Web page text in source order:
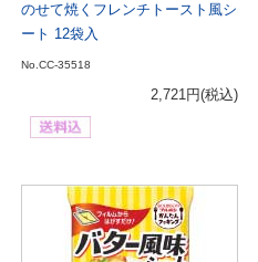
のせて焼くフレンチトースト風シ
ート 12袋入
No.CC-35518
2,721円(税込)